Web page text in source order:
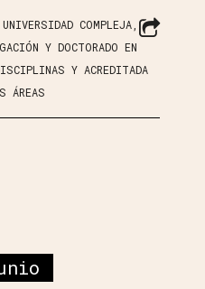
COMPLEJA,
Y DOCTORADO EN
Y ACREDITADA
ÁREAS